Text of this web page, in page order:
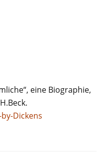
eine Biographie,
Dickens